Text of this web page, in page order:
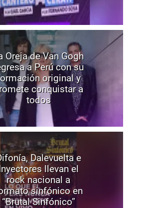
Oreja de Van Gogh
a Perú con su
original y
conquistar a
todos
Dalevuelta e
llevan el
rock nacional a
sinfónico en
“Brutal Sinfónico”